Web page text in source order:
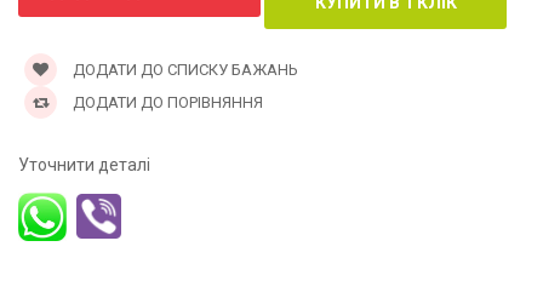
ДОДАТИ ДО СПИСКУ БАЖАНЬ
ДОДАТИ ДО ПОРІВНЯННЯ
Уточнити деталі